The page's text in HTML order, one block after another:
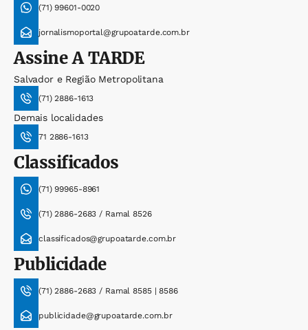
(71) 99601-0020
jornalismoportal@grupoatarde.com.br
AssineA TARDE
Salvador e Região Metropolitana
(71) 2886-1613
Demais localidades
71 2886-1613
Classificados
(71) 99965-8961
(71) 2886-2683 / Ramal 8526
classificados@grupoatarde.com.br
Publicidade
(71) 2886-2683 / Ramal 8585 | 8586
publicidade@grupoatarde.com.br